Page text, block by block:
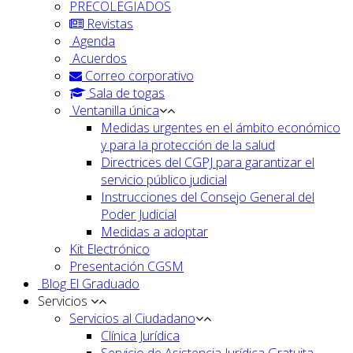
PRECOLEGIADOS
Revistas
Agenda
Acuerdos
Correo corporativo
Sala de togas
Ventanilla única
Medidas urgentes en el ámbito económico
y para la protección de la salud
Directrices del CGPJ para garantizar el
servicio público judicial
Instrucciones del Consejo General del
Poder Judicial
Medidas a adoptar
Kit Electrónico
Presentación CGSM
Blog El Graduado
Servicios
Servicios al Ciudadano
Clínica Jurídica